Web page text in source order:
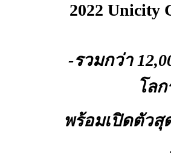
2022 Unicity
-รวมกว่า
โล
พร้อมเปิดตัว